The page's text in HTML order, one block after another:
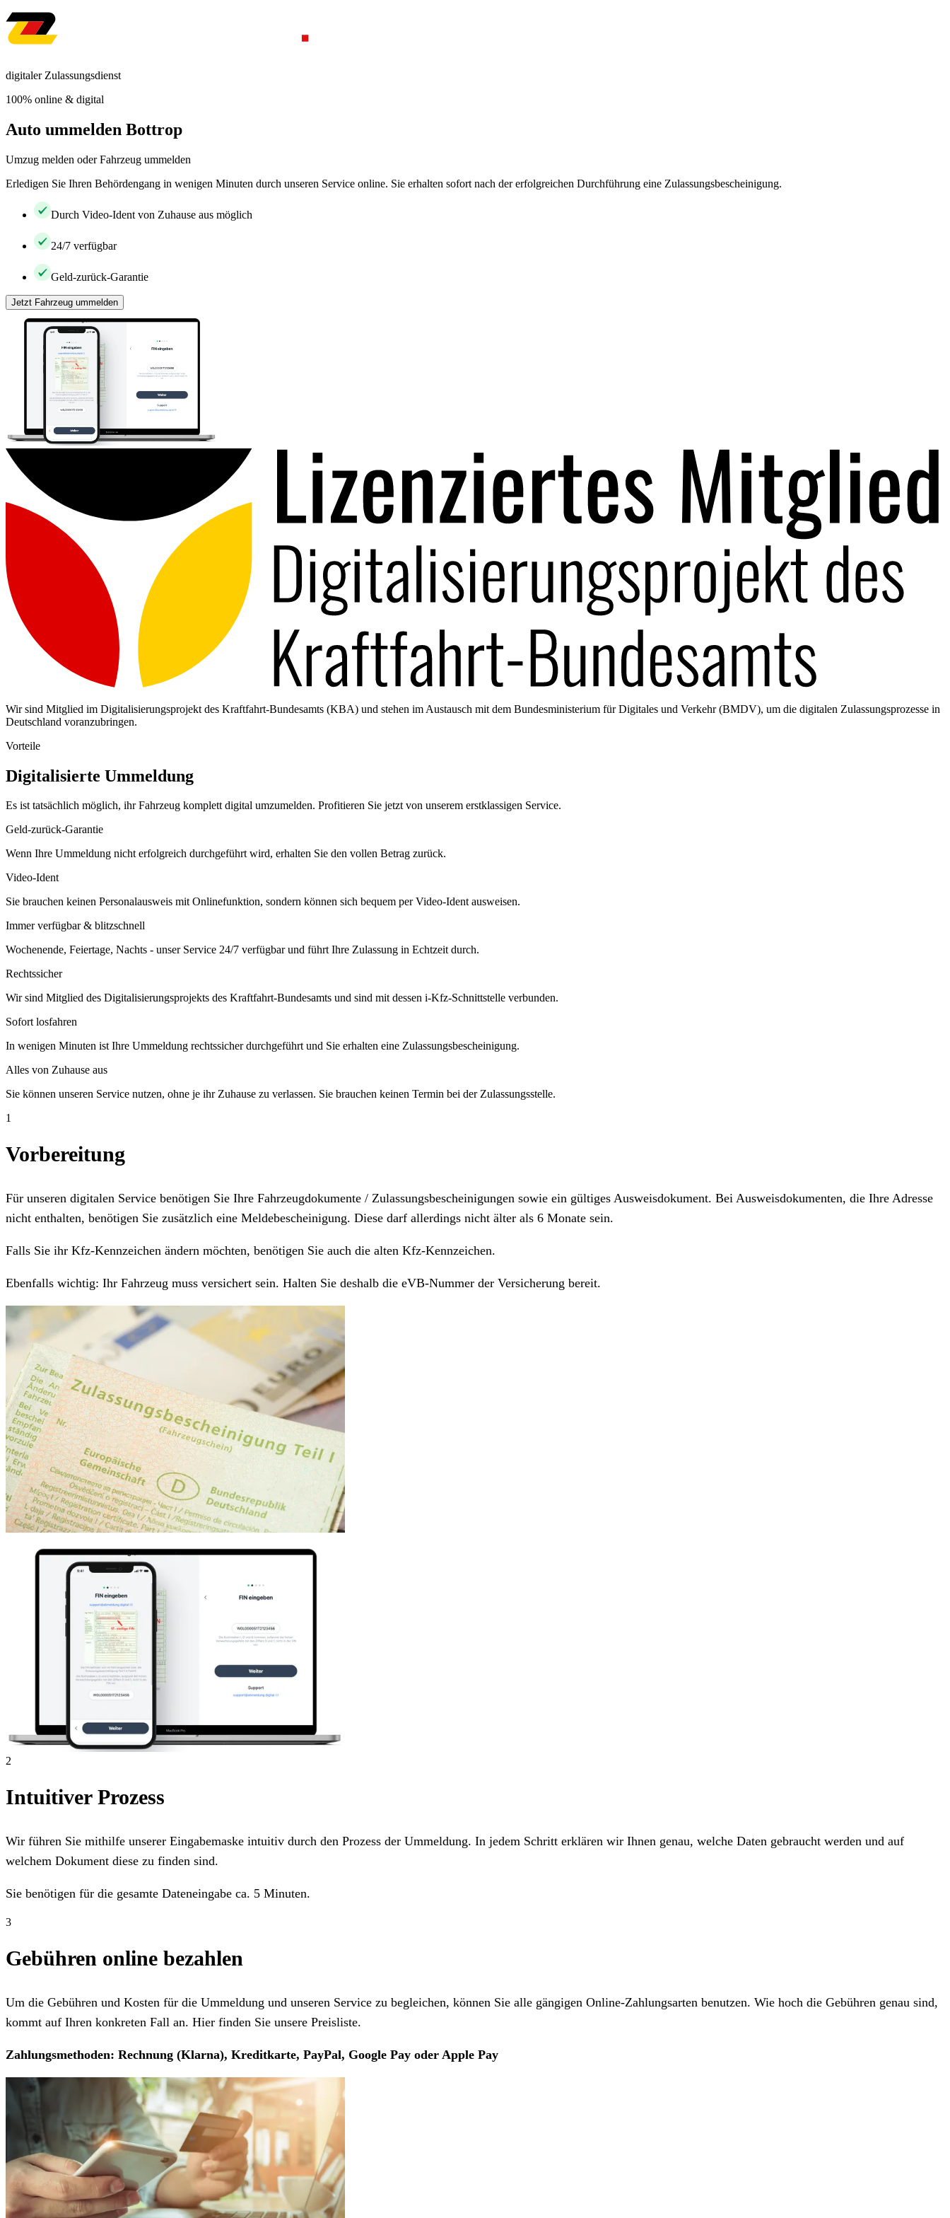
digitaler Zulassungsdienst
100% online & digital
Auto ummelden Bottrop
Umzug melden oder Fahrzeug ummelden
Erledigen Sie Ihren Behördengang in wenigen Minuten durch unseren Service online. Sie erhalten sofort nach der erfolgreichen Durchführung eine Zulassungsbescheinigung.
Durch Video-Ident von Zuhause aus möglich
24/7 verfügbar
Geld-zurück-Garantie
Jetzt Fahrzeug ummelden
Wir sind Mitglied im Digitalisierungsprojekt des Kraftfahrt-Bundesamts (KBA) und stehen im Austausch mit dem Bundesministerium für Digitales und Verkehr (BMDV), um die digitalen Zulassungsprozesse in
Deutschland voranzubringen.
Vorteile
Digitalisierte Ummeldung
Es ist tatsächlich möglich, ihr Fahrzeug komplett digital umzumelden. Profitieren Sie jetzt von unserem erstklassigen Service.
Geld-zurück-Garantie
Wenn Ihre Ummeldung nicht erfolgreich durchgeführt wird, erhalten Sie den vollen Betrag zurück.
Video-Ident
Sie brauchen keinen Personalausweis mit Onlinefunktion, sondern können sich bequem per Video-Ident ausweisen.
Immer verfügbar & blitzschnell
Wochenende, Feiertage, Nachts - unser Service 24/7 verfügbar und führt Ihre Zulassung in Echtzeit durch.
Rechtssicher
Wir sind Mitglied des Digitalisierungsprojekts des Kraftfahrt-Bundesamts und sind mit dessen i-Kfz-Schnittstelle verbunden.
Sofort losfahren
In wenigen Minuten ist Ihre Ummeldung rechtssicher durchgeführt und Sie erhalten eine Zulassungsbescheinigung.
Alles von Zuhause aus
Sie können unseren Service nutzen, ohne je ihr Zuhause zu verlassen. Sie brauchen keinen Termin bei der Zulassungsstelle.
1
Vorbereitung
Für unseren digitalen Service benötigen Sie Ihre Fahrzeugdokumente / Zulassungsbescheinigungen sowie ein gültiges Ausweisdokument. Bei Ausweisdokumenten, die Ihre Adresse
nicht enthalten, benötigen Sie zusätzlich eine Meldebescheinigung. Diese darf allerdings nicht älter als 6 Monate sein.
Falls Sie ihr Kfz-Kennzeichen ändern möchten, benötigen Sie auch die alten Kfz-Kennzeichen.
Ebenfalls wichtig: Ihr Fahrzeug muss versichert sein. Halten Sie deshalb die eVB-Nummer der Versicherung bereit.
2
Intuitiver Prozess
Wir führen Sie mithilfe unserer Eingabemaske intuitiv durch den Prozess der Ummeldung. In jedem Schritt erklären wir Ihnen genau, welche Daten gebraucht werden und auf
welchem Dokument diese zu finden sind.
Sie benötigen für die gesamte Dateneingabe ca. 5 Minuten.
3
Gebühren online bezahlen
Um die Gebühren und Kosten für die Ummeldung und unseren Service zu begleichen, können Sie alle gängigen Online-Zahlungsarten benutzen. Wie hoch die Gebühren genau sind,
kommt auf Ihren konkreten Fall an. Hier finden Sie unsere Preisliste.
Zahlungsmethoden: Rechnung (Klarna), Kreditkarte, PayPal, Google Pay oder Apple Pay